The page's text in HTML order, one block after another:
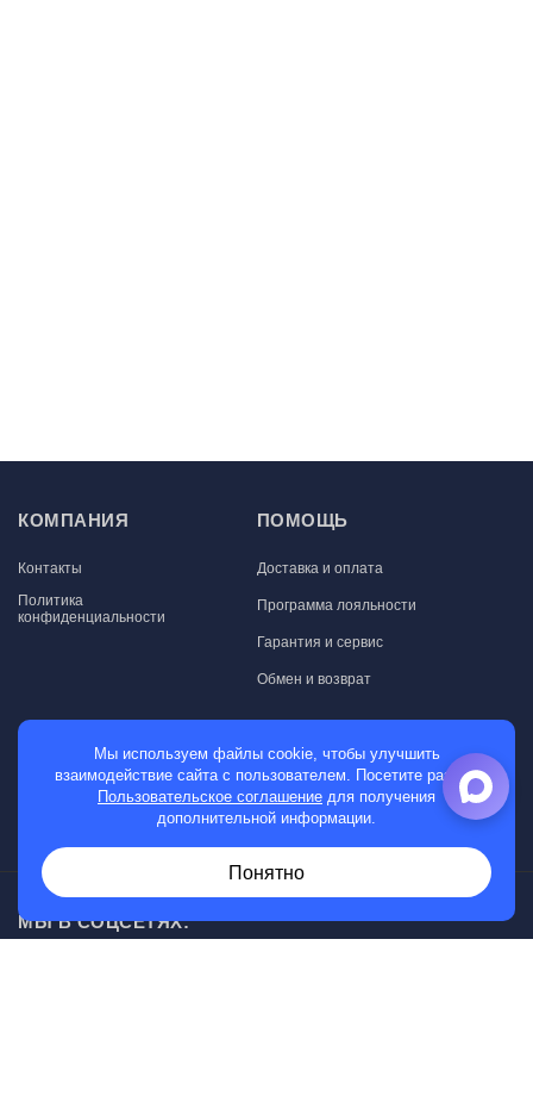
КОМПАНИЯ
Контакты
Политика
конфиденциальности
ПОМОЩЬ
Доставка и оплата
Программа лояльности
Гарантия и сервис
Обмен и возврат
МАГАЗИН
Мужские часы
МЫ В СОЦСЕТЯХ:
Мы используем файлы cookie, чтобы улучшить
взаимодействие сайта с пользователем. Посетите раздел
Пользовательское соглашение для получения
дополнительной информации.
Понятно